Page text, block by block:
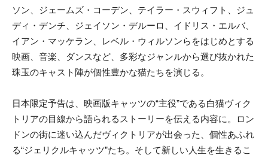
ソン、ジェームズ・コーデン、テイラー・スウィフト、ジュ
ディ・デンチ、ジェイソン・デルーロ、イドリス・エルバ、
イアン・マッケラン、レベル・ウィルソンらをはじめとする
映画、音楽、ダンスなど、多彩なジャンルから選び抜かれた
珠玉のキャスト陣が個性豊かな猫たちを演じる。
日本限定予告は、映画版キャッツの“主役”である白猫ヴィク
トリアの目線から語られるストーリーを伝える内容に。ロン
ドンの街に迷い込んだヴィクトリアが出会った、個性あふれ
る“ジェリクルキャッツ”たち。そして新しい人生を生きるこ